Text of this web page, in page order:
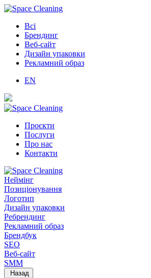
Всі
Брендинг
Веб-сайт
Дизайн упаковки
Рекламний образ
EN
Проєкти
Послуги
Про нас
Контакти
Неймінг
Позиціонування
Логотип
Дизайн упаковки
Ребрендинг
Рекламний образ
Брендбук
SEO
Веб-сайт
SMM
Назад